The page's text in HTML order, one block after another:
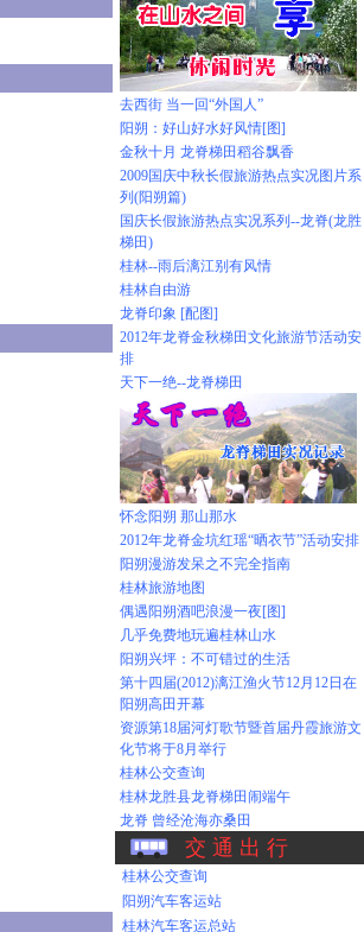
去西街 当一回“外国人”
阳朔：好山好水好风情[图]
金秋十月 龙脊梯田稻谷飘香
2009国庆中秋长假旅游热点实况图片系
列(阳朔篇)
国庆长假旅游热点实况系列--龙脊(龙胜
梯田)
桂林--雨后漓江别有风情
桂林自由游
龙脊印象 [配图]
2012年龙脊金秋梯田文化旅游节活动安
排
天下一绝--龙脊梯田
怀念阳朔 那山那水
2012年龙脊金坑红瑶“晒衣节”活动安排
阳朔漫游发呆之不完全指南
桂林旅游地图
偶遇阳朔酒吧浪漫一夜[图]
几乎免费地玩遍桂林山水
阳朔兴坪：不可错过的生活
第十四届(2012)漓江渔火节12月12日在
阳朔高田开幕
资源第18届河灯歌节暨首届丹霞旅游文
化节将于8月举行
桂林公交查询
桂林龙胜县龙脊梯田闹端午
龙脊 曾经沧海亦桑田
交 通 出 行
桂林公交查询
阳朔汽车客运站
桂林汽车客运总站